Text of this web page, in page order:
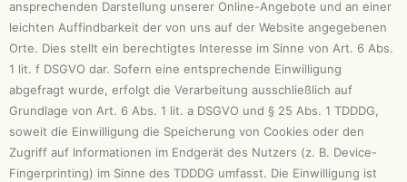
ansprechenden Darstellung unserer Online-Angebote und an einer
leichten Auffindbarkeit der von uns auf der Website angegebenen
Orte. Dies stellt ein berechtigtes Interesse im Sinne von Art. 6 Abs.
1 lit. f DSGVO dar. Sofern eine entsprechende Einwilligung
abgefragt wurde, erfolgt die Verarbeitung ausschließlich auf
Grundlage von Art. 6 Abs. 1 lit. a DSGVO und § 25 Abs. 1 TDDDG,
soweit die Einwilligung die Speicherung von Cookies oder den
Zugriff auf Informationen im Endgerät des Nutzers (z. B. Device-
Fingerprinting) im Sinne des TDDDG umfasst. Die Einwilligung ist